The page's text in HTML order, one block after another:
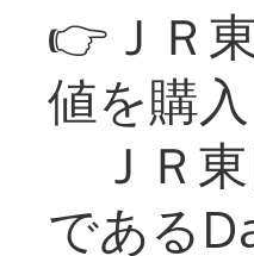
👉ＪＲ
値を購
ＪＲ東
である